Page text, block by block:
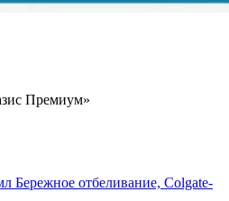
Премиум»
Бережное отбеливание, Colgate-